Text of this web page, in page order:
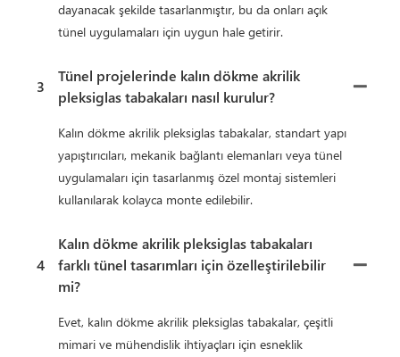
dayanacak şekilde tasarlanmıştır, bu da onları açık
tünel uygulamaları için uygun hale getirir.
3
Tünel projelerinde kalın dökme akrilik
pleksiglas tabakaları nasıl kurulur?
Kalın dökme akrilik pleksiglas tabakalar, standart yapı
yapıştırıcıları, mekanik bağlantı elemanları veya tünel
uygulamaları için tasarlanmış özel montaj sistemleri
kullanılarak kolayca monte edilebilir.
4
Kalın dökme akrilik pleksiglas tabakaları
farklı tünel tasarımları için özelleştirilebilir
mi?
Evet, kalın dökme akrilik pleksiglas tabakalar, çeşitli
mimari ve mühendislik ihtiyaçları için esneklik